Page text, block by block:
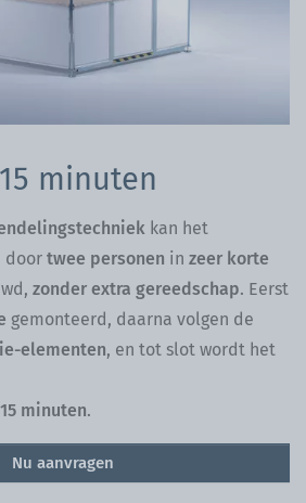
minuten
kan het
door twee personen in zeer korte
zonder extra gereedschap. Eerst
gemonteerd, daarna volgen de
elementen, en tot slot wordt het
minuten.
Nu aanvragen